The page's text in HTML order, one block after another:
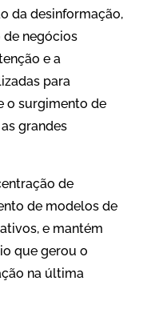
da desinformação,
negócios
e a
para
o surgimento de
grandes
de
de modelos de
e mantém
que gerou o
na última